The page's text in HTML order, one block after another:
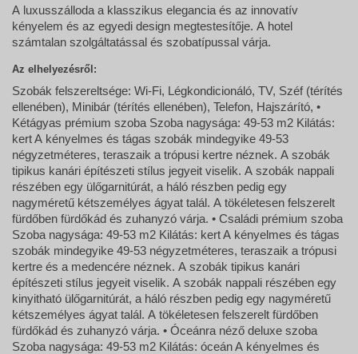
A luxusszálloda a klasszikus elegancia és az innovatív
kényelem és az egyedi design megtestesítője. A hotel
számtalan szolgáltatással és szobatípussal várja.
Az elhelyezésről:
Szobák felszereltsége: Wi-Fi, Légkondicionáló, TV, Széf (térítés
ellenében), Minibár (térítés ellenében), Telefon, Hajszárító, •
Kétágyas prémium szoba Szoba nagysága: 49-53 m2 Kilátás:
kert A kényelmes és tágas szobák mindegyike 49-53
négyzetméteres, teraszaik a trópusi kertre néznek. A szobák
tipikus kanári építészeti stílus jegyeit viselik. A szobák nappali
részében egy ülőgarnitúrát, a háló részben pedig egy
nagyméretű kétszemélyes ágyat talál. A tökéletesen felszerelt
fürdőben fürdőkád és zuhanyzó várja. • Családi prémium szoba
Szoba nagysága: 49-53 m2 Kilátás: kert A kényelmes és tágas
szobák mindegyike 49-53 négyzetméteres, teraszaik a trópusi
kertre és a medencére néznek. A szobák tipikus kanári
építészeti stílus jegyeit viselik. A szobák nappali részében egy
kinyitható ülőgarnitúrát, a háló részben pedig egy nagyméretű
kétszemélyes ágyat talál. A tökéletesen felszerelt fürdőben
fürdőkád és zuhanyzó várja. • Óceánra néző deluxe szoba
Szoba nagysága: 49-53 m2 Kilátás: óceán A kényelmes és